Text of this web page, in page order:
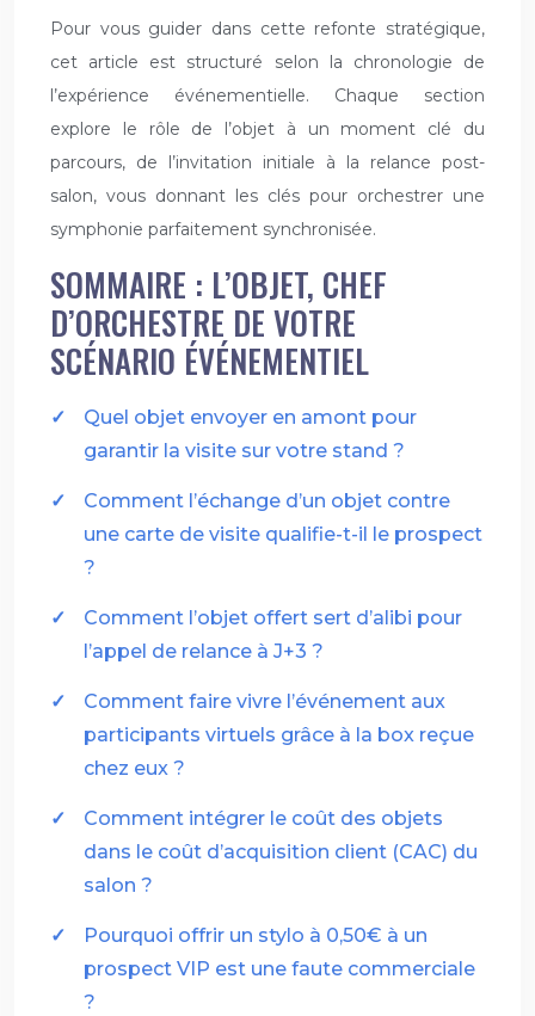
Pour vous guider dans cette refonte stratégique,
cet article est structuré selon la chronologie de
l’expérience événementielle. Chaque section
explore le rôle de l’objet à un moment clé du
parcours, de l’invitation initiale à la relance post-
salon, vous donnant les clés pour orchestrer une
symphonie parfaitement synchronisée.
SOMMAIRE : L’OBJET, CHEF
D’ORCHESTRE DE VOTRE
SCÉNARIO ÉVÉNEMENTIEL
Quel objet envoyer en amont pour
garantir la visite sur votre stand ?
Comment l’échange d’un objet contre
une carte de visite qualifie-t-il le prospect
?
Comment l’objet offert sert d’alibi pour
l’appel de relance à J+3 ?
Comment faire vivre l’événement aux
participants virtuels grâce à la box reçue
chez eux ?
Comment intégrer le coût des objets
dans le coût d’acquisition client (CAC) du
salon ?
Pourquoi offrir un stylo à 0,50€ à un
prospect VIP est une faute commerciale
?